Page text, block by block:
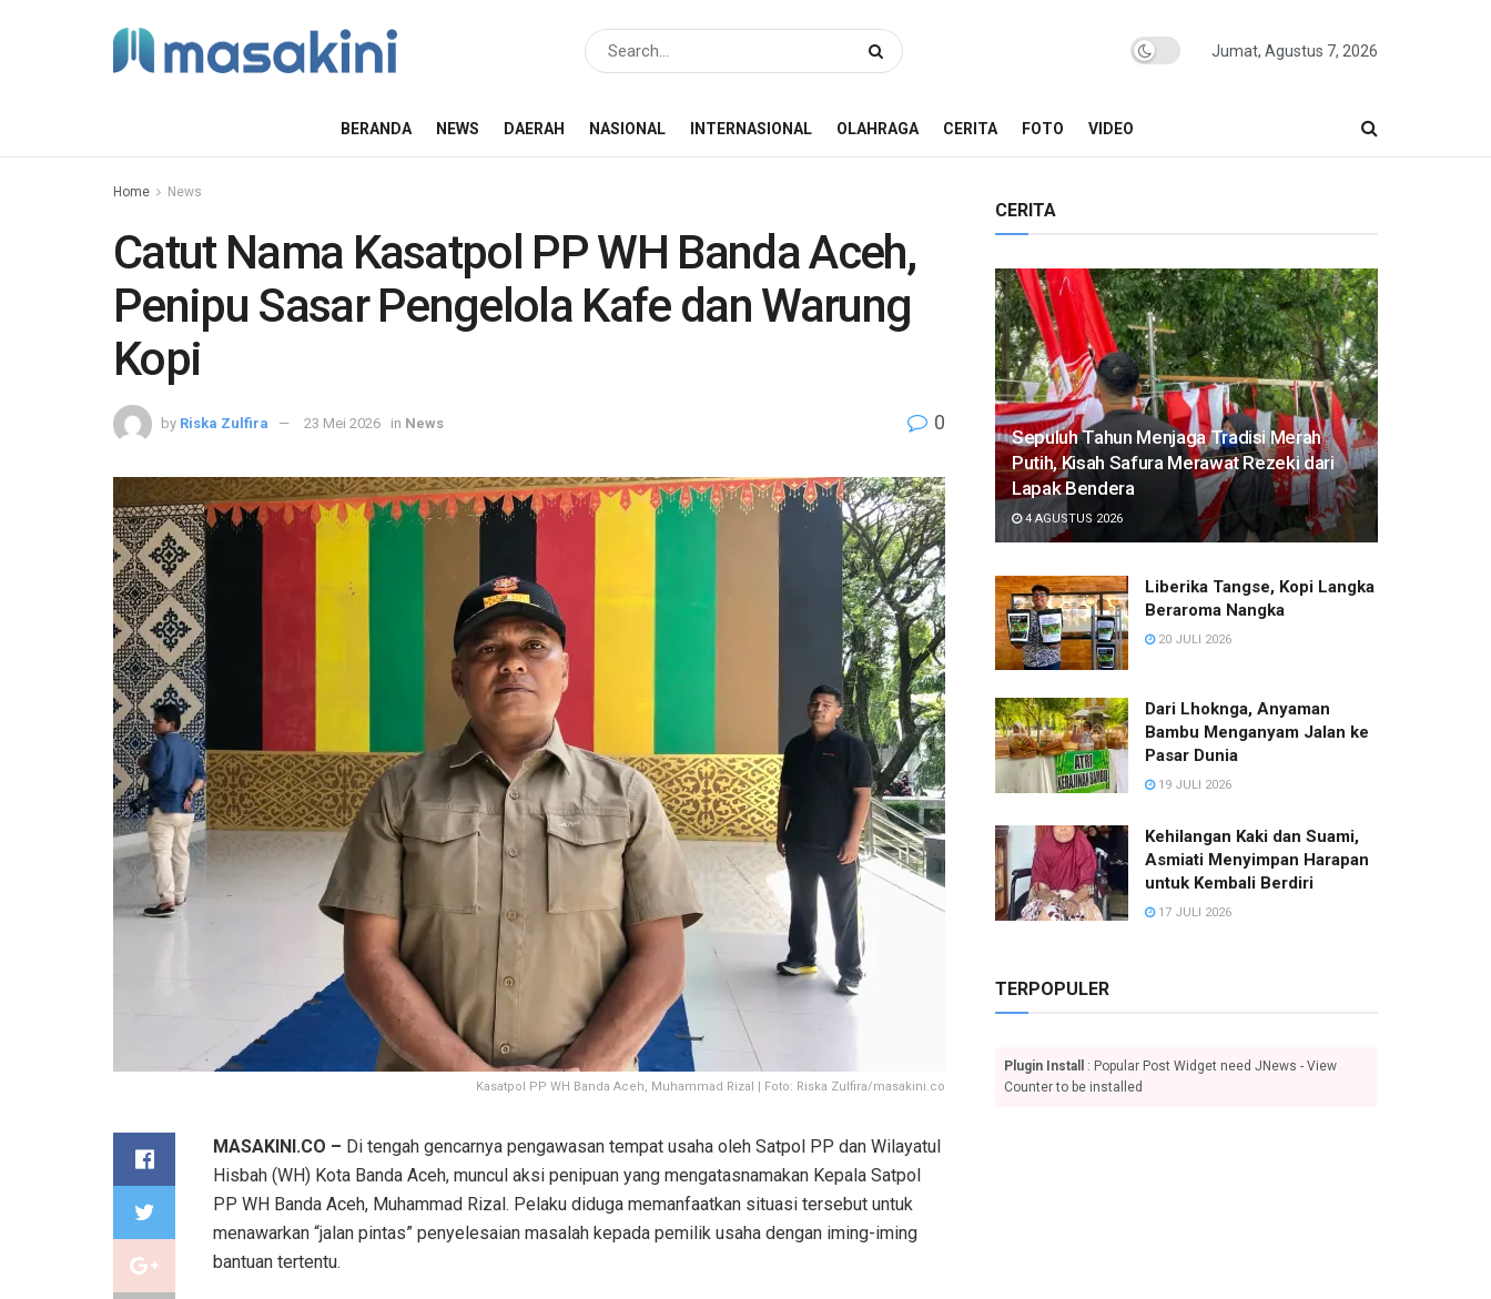
Jumat, Agustus 7, 2026
BERANDA NEWS DAERAH NASIONAL INTERNASIONAL OLAHRAGA CERITA FOTO VIDEO
Home News
Catut Nama Kasatpol PP WH Banda Aceh,
Penipu Sasar Pengelola Kafe dan Warung
Kopi
by Riska Zulfira 23 Mei 2026 in News 0
Kasatpol PP WH Banda Aceh, Muhammad Rizal | Foto: Riska Zulfira/masakini.co
MASAKINI.CO – Di tengah gencarnya pengawasan tempat usaha oleh Satpol PP dan Wilayatul
Hisbah (WH) Kota Banda Aceh, muncul aksi penipuan yang mengatasnamakan Kepala Satpol
PP WH Banda Aceh, Muhammad Rizal. Pelaku diduga memanfaatkan situasi tersebut untuk
menawarkan “jalan pintas” penyelesaian masalah kepada pemilik usaha dengan iming-iming
bantuan tertentu.
CERITA
Sepuluh Tahun Menjaga Tradisi Merah
Putih, Kisah Safura Merawat Rezeki dari
Lapak Bendera
4 AGUSTUS 2026
Liberika Tangse, Kopi Langka
Beraroma Nangka
20 JULI 2026
Dari Lhoknga, Anyaman
Bambu Menganyam Jalan ke
Pasar Dunia
19 JULI 2026
Kehilangan Kaki dan Suami,
Asmiati Menyimpan Harapan
untuk Kembali Berdiri
17 JULI 2026
TERPOPULER
Plugin Install
: Popular Post Widget need JNews - View
Counter to be installed